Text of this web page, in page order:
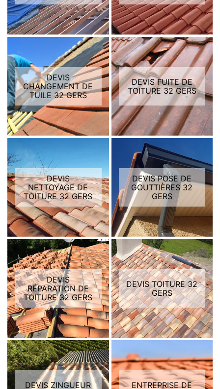
DEVIS
CHANGEMENT DE
TUILE 32 GERS
DEVIS FUITE DE
TOITURE 32 GERS
DEVIS
NETTOYAGE DE
TOITURE 32 GERS
DEVIS POSE DE
GOUTTIÈRES 32
GERS
DEVIS
RÉPARATION DE
TOITURE 32 GERS
DEVIS TOITURE 32
GERS
DEVIS ZINGUEUR
ENTREPRISE DE